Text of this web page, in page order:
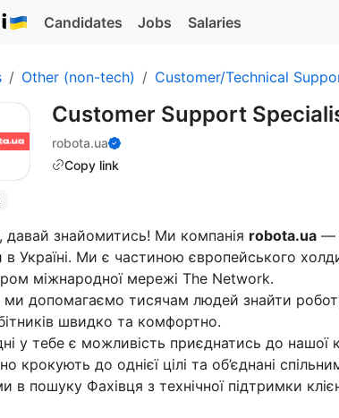
Candidates Jobs Salaries
Other (non-tech) Customer/Technical
Customer Support
robota.ua
Copy link
давай знайомитись! Ми компанія robota.ua —
в Україні. Ми є частиною європейського
міжнародної мережі The Network.
допомагаємо тисячам людей знайти
швидко та комфортно.
у тебе є можливість приєднатись до нашої
крокують до однієї цілі та об’єднані
в пошуку Фахівця з технічної підтримки